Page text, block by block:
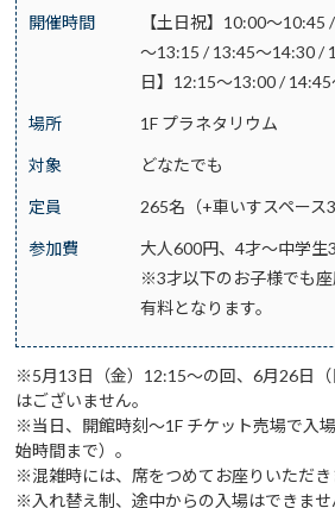
開催時間
【土日祝】10:00～
～13:15 / 13:45～14:30 /
日】12:15～13:00 /
場所 1F プラネタリウム
対象 どなたでも
定員 265名（+車いすスペース3
参加費
大人600円、4才～中学生
※3才以下のお子様でも
有料となります。
※5月13日（金）12:15～の回、6月26日
はございません。
※当日、開館時刻～1F チケット売場で入
始時間まで）。
※混雑時には、席をつめてお座りいただき
※入れ替え制、途中からの入場はできませ